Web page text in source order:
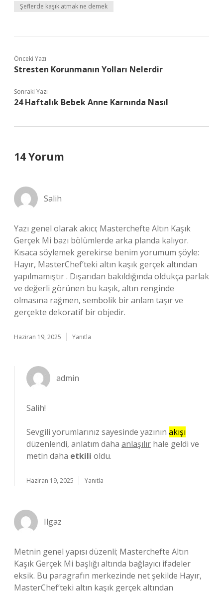
Şeflerde kaşık atmak ne demek
Önceki Yazı
Stresten Korunmanın Yolları Nelerdir
Sonraki Yazı
24 Haftalık Bebek Anne Karnında Nasıl
14 Yorum
Salih
Yazı genel olarak akıcı; Masterchefte Altın Kaşık
Gerçek Mi bazı bölümlerde arka planda kalıyor.
Kısaca söylemek gerekirse benim yorumum şöyle:
Hayır, MasterChef’teki altın kaşık gerçek altından
yapılmamıştır . Dışarıdan bakıldığında oldukça parlak
ve değerli görünen bu kaşık, altın renginde
olmasına rağmen, sembolik bir anlam taşır ve
gerçekte dekoratif bir objedir.
Haziran 19, 2025 Yanıtla
admin
Salih!
Sevgili yorumlarınız sayesinde yazının akışı
düzenlendi, anlatım daha anlaşılır hale geldi ve
metin daha etkili oldu.
Haziran 19, 2025 Yanıtla
Ilgaz
Metnin genel yapısı düzenli; Masterchefte Altın
Kaşık Gerçek Mi başlığı altında bağlayıcı ifadeler
eksik. Bu paragrafın merkezinde net şekilde Hayır,
MasterChef’teki altın kaşık gerçek altından